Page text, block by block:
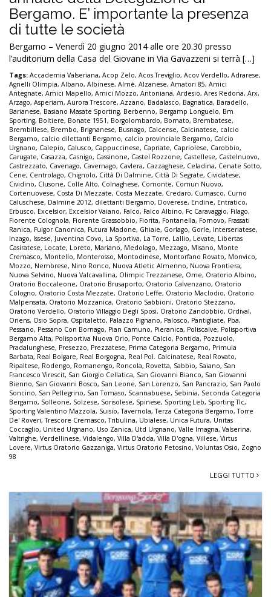
Bergamo. E’ importante la presenza
di tutte le società
Bergamo – Venerdì 20 giugno 2014 alle ore 20.30 presso
l’auditorium della Casa del Giovane in Via Gavazzeni si terrà […]
Tags: Accademia Valseriana, Acop Zelo, Acos Treviglio, Acov Verdello, Adrarese,
Agnelli Olimpia, Albano, Albinese, Almè, Alzanese, Amatori 85, Amici
Antegnate, Amici Mapello, Amici Mozzo, Antoniana, Ardesio, Ares Redona, Arx,
Arzago, Asperiam, Aurora Trescore, Azzano, Badalasco, Bagnatica, Baradello,
Barianese, Basiano Masate Sporting, Berbenno, Bergamp Longuelo, Bm
Sporting, Boltiere, Bonate 1951, Borgolombardo, Bornato, Brembatese,
Brembillese, Brembo, Brignanese, Busnago, Calcense, Calcinatese, calcio
Bergamo, calcio dilettanti Bergamo, calcio provinciale Bergamo, Calcio
Urgnano, Calepio, Calusco, Cappuccinese, Capriate, Capriolese, Carobbio,
Carugate, Casazza, Casnigo, Cassinone, Castel Rozzone, Castellese, Castelnuovo,
Castrezzato, Cavenago, Cavernago, Cavlera, Cazzaghese, Celadina, Cenate Sotto,
Cene, Centrolago, Chignolo, Città Di Dalmine, Città Di Segrate, Cividatese,
Cividino, Clusone, Colle Alto, Colnaghese, Comonte, Comun Nuovo,
Cortenuovese, Costa Di Mezzate, Costa Mezzate, Credaro, Curnasco, Curno
Caluschese, Dalmine 2012, dilettanti Bergamo, Doverese, Endine, Entratico,
Erbusco, Excelsior, Excelsior Vaiano, Falco, Falco Albino, Fc Caravaggio, Filago,
Fiorente Colognola, Fiorente Grassobbio, Fiorita, Fontanella, Fornovo, Frassati
Ranica, Fulgor Canonica, Futura Madone, Ghiaie, Gorlago, Gorle, Interseriatese,
Inzago, Issese, Juventina Covo, La Sportiva, La Torre, Lallio, Levate, Libertas
Casiratese, Locate, Loreto, Mariano, Medolago, Mezzago, Misano, Monte
Cremasco, Montello, Monterosso, Montodinese, Montorfano Rovato, Monvico,
Mozzo, Nembrese, Nino Ronco, Nuova Atletic Almenno, Nuova Frontiera,
Nuova Selvino, Nuova Valcavallina, Olimpic Trezzanese, Ome, Oratorio Albino,
Oratorio Boccaleone, Oratorio Brusaporto, Oratorio Calvenzano, Oratorio
Cologno, Oratorio Costa Mezzate, Oratorio Leffe, Oratorio Maclodio, Oratorio
Malpensata, Oratorio Mozzanica, Oratorio Sabbioni, Oratorio Stezzano,
Oratorio Verdello, Oratorio Villaggio Degli Sposi, Oratorio Zandobbio, Ordival,
Oriens, Osio Sopra, Ospitaletto, Palazzo Pignano, Palosco, Pantigliate, Pba,
Pessano, Pessano Con Bornago, Pian Camuno, Pieranica, Poliscalve, Polisportiva
Bergamo Alta, Polisportiva Nuova Orio, Ponte Calcio, Pontida, Pozzuolo,
Pradalunghese, Presezzo, Prezzatese, Prima Categoria Bergamo, Primula
Barbata, Real Bolgare, Real Borgogna, Real Pol. Calcinatese, Real Rovato,
Ripaltese, Rodengo, Romanengo, Roncola, Rovetta, Sabbio, Saiano, San
Francesco Virescit, San Giorgio Cellatica, San Giovanni Bianco, San Giovanni
Bienno, San Giovanni Bosco, San Leone, San Lorenzo, San Pancrazio, San Paolo
Soncino, San Pellegrino, San Tomaso, Scannabuese, Sebinia, Seconda Categoria
Bergamo, Solleone, Solzese, Sorisolese, Spinese, Sporting Leb, Sporting Tlc,
Sporting Valentino Mazzola, Suisio,Tavernola,Terza Categoria Bergamo,Torre
De' Roveri,Trescore Cremasco,Tribulina, Ubialese, Unica Futura, Unitas
Coccaglio, United Urgnano, Uso Zanica, Utd Urgnano, Valle Imagna, Valserina,
Valtrighe, Verdellinese, Vidalengo, Villa D'adda, Villa D'ogna, Villese, Virtus
Lovere, Virtus Oratorio Gazzaniga, Virtus Oratorio Petosino, Voluntas Osio, Zogno
98
LEGGI TUTTO